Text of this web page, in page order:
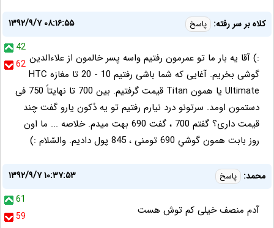
کلاه بر سر رفته: پاسخ
۱۳۹۲/۹/۷ ۰۸:۱۶:۵۵
42
62 :) آقا یه بار ما تو عمرمون رفتیم واسه پسر خالمون از علاءالدین
گوشی بخریم. آغایی که شما باشی رفتیم 10 - 20 تا مغازه HTC
Ultimate یا همون Titan قیمت گرفتیم. بین 700 تا نهایتاً 750 فی
دستمون اومد. سرتونو درد نیارم رفتیم تو یه دُکون یارو گفت چند
قیمت داری؟ گفتم 700 ، گفت 690 بهت میدم. خلاصه ... ما اون
روز بابت همون گوشیِ 690 تومنی ، 845 پول دادیم. والسّلام :)
محمد: پاسخ
۱۳۹۲/۹/۷ ۱۰:۳۷:۵۳
61
59
آدم منصف خیلی کم توش هست